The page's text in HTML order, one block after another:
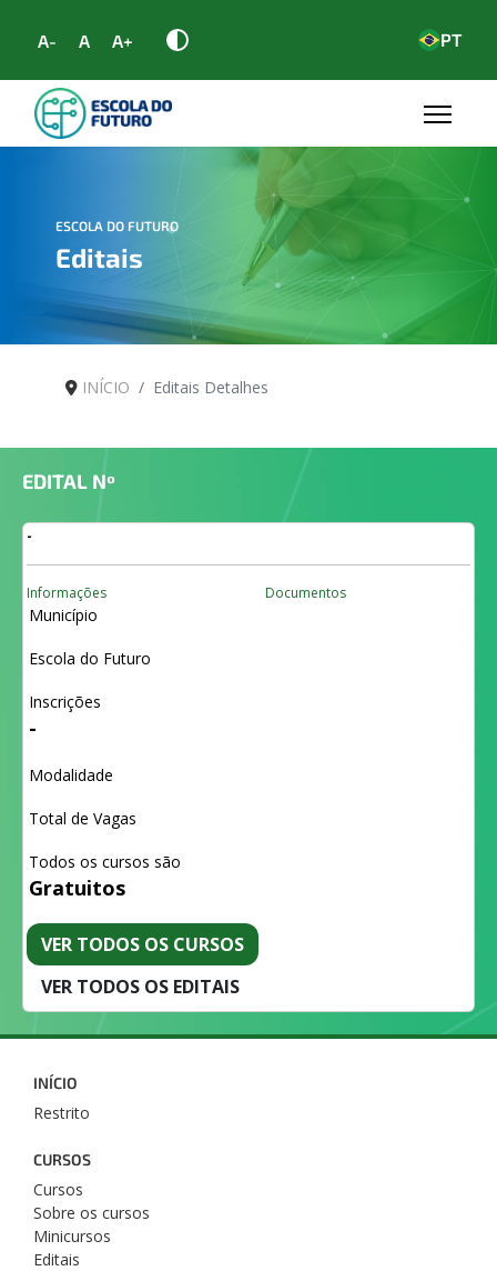
A- A A+ PT
ESCOLA DO FUTURO
Editais
INÍCIO Editais Detalhes
EDITAL Nº
-
Informações Documentos
Município
Escola do Futuro
Inscrições
-
Modalidade
Total de Vagas
Todos os cursos são
Gratuitos
VER TODOS OS CURSOS
VER TODOS OS EDITAIS
INÍCIO
Restrito
CURSOS
Cursos
Sobre os cursos
Minicursos
Editais